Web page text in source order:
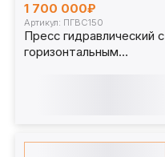
1 700 000₽
Артикул: ПГВС150
Пресс гидравлический с
горизонтальным